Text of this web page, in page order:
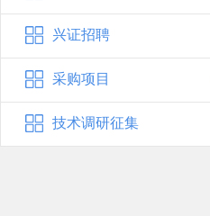
兴证招聘
采购项目
技术调研征集